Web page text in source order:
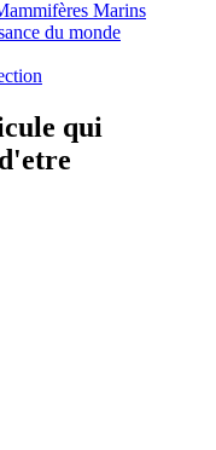
Marins
du monde
qui